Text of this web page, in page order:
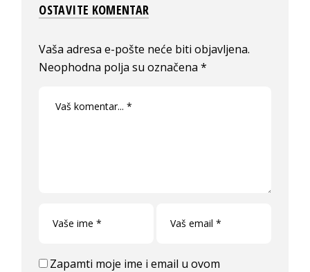
OSTAVITE KOMENTAR
Vaša adresa e-pošte neće biti objavljena.
Neophodna polja su označena*
Zapamti moje ime i email u ovom